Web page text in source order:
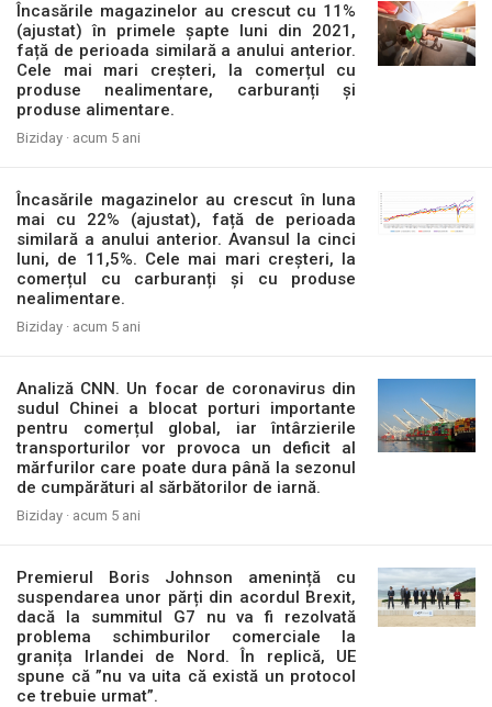
Încasările magazinelor au crescut cu 11%
(ajustat) în primele șapte luni din 2021,
față de perioada similară a anului anterior.
Cele mai mari creșteri, la comerțul cu
produse nealimentare, carburanți și
produse alimentare.
Biziday · acum 5 ani
Încasările magazinelor au crescut în luna
mai cu 22% (ajustat), față de perioada
similară a anului anterior. Avansul la cinci
luni, de 11,5%. Cele mai mari creșteri, la
comerțul cu carburanți și cu produse
nealimentare.
Biziday · acum 5 ani
Analiză CNN. Un focar de coronavirus din
sudul Chinei a blocat porturi importante
pentru comerțul global, iar întârzierile
transporturilor vor provoca un deficit al
mărfurilor care poate dura până la sezonul
de cumpărături al sărbătorilor de iarnă.
Biziday · acum 5 ani
Premierul Boris Johnson amenință cu
suspendarea unor părți din acordul Brexit,
dacă la summitul G7 nu va fi rezolvată
problema schimburilor comerciale la
granița Irlandei de Nord. În replică, UE
spune că ”nu va uita că există un protocol
ce trebuie urmat”.